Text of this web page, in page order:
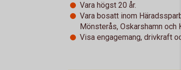
Vara högst 20 år.
Vara bosatt inom
Mönsterås, Oskarshamn och
Visa engagemang, drivkraft